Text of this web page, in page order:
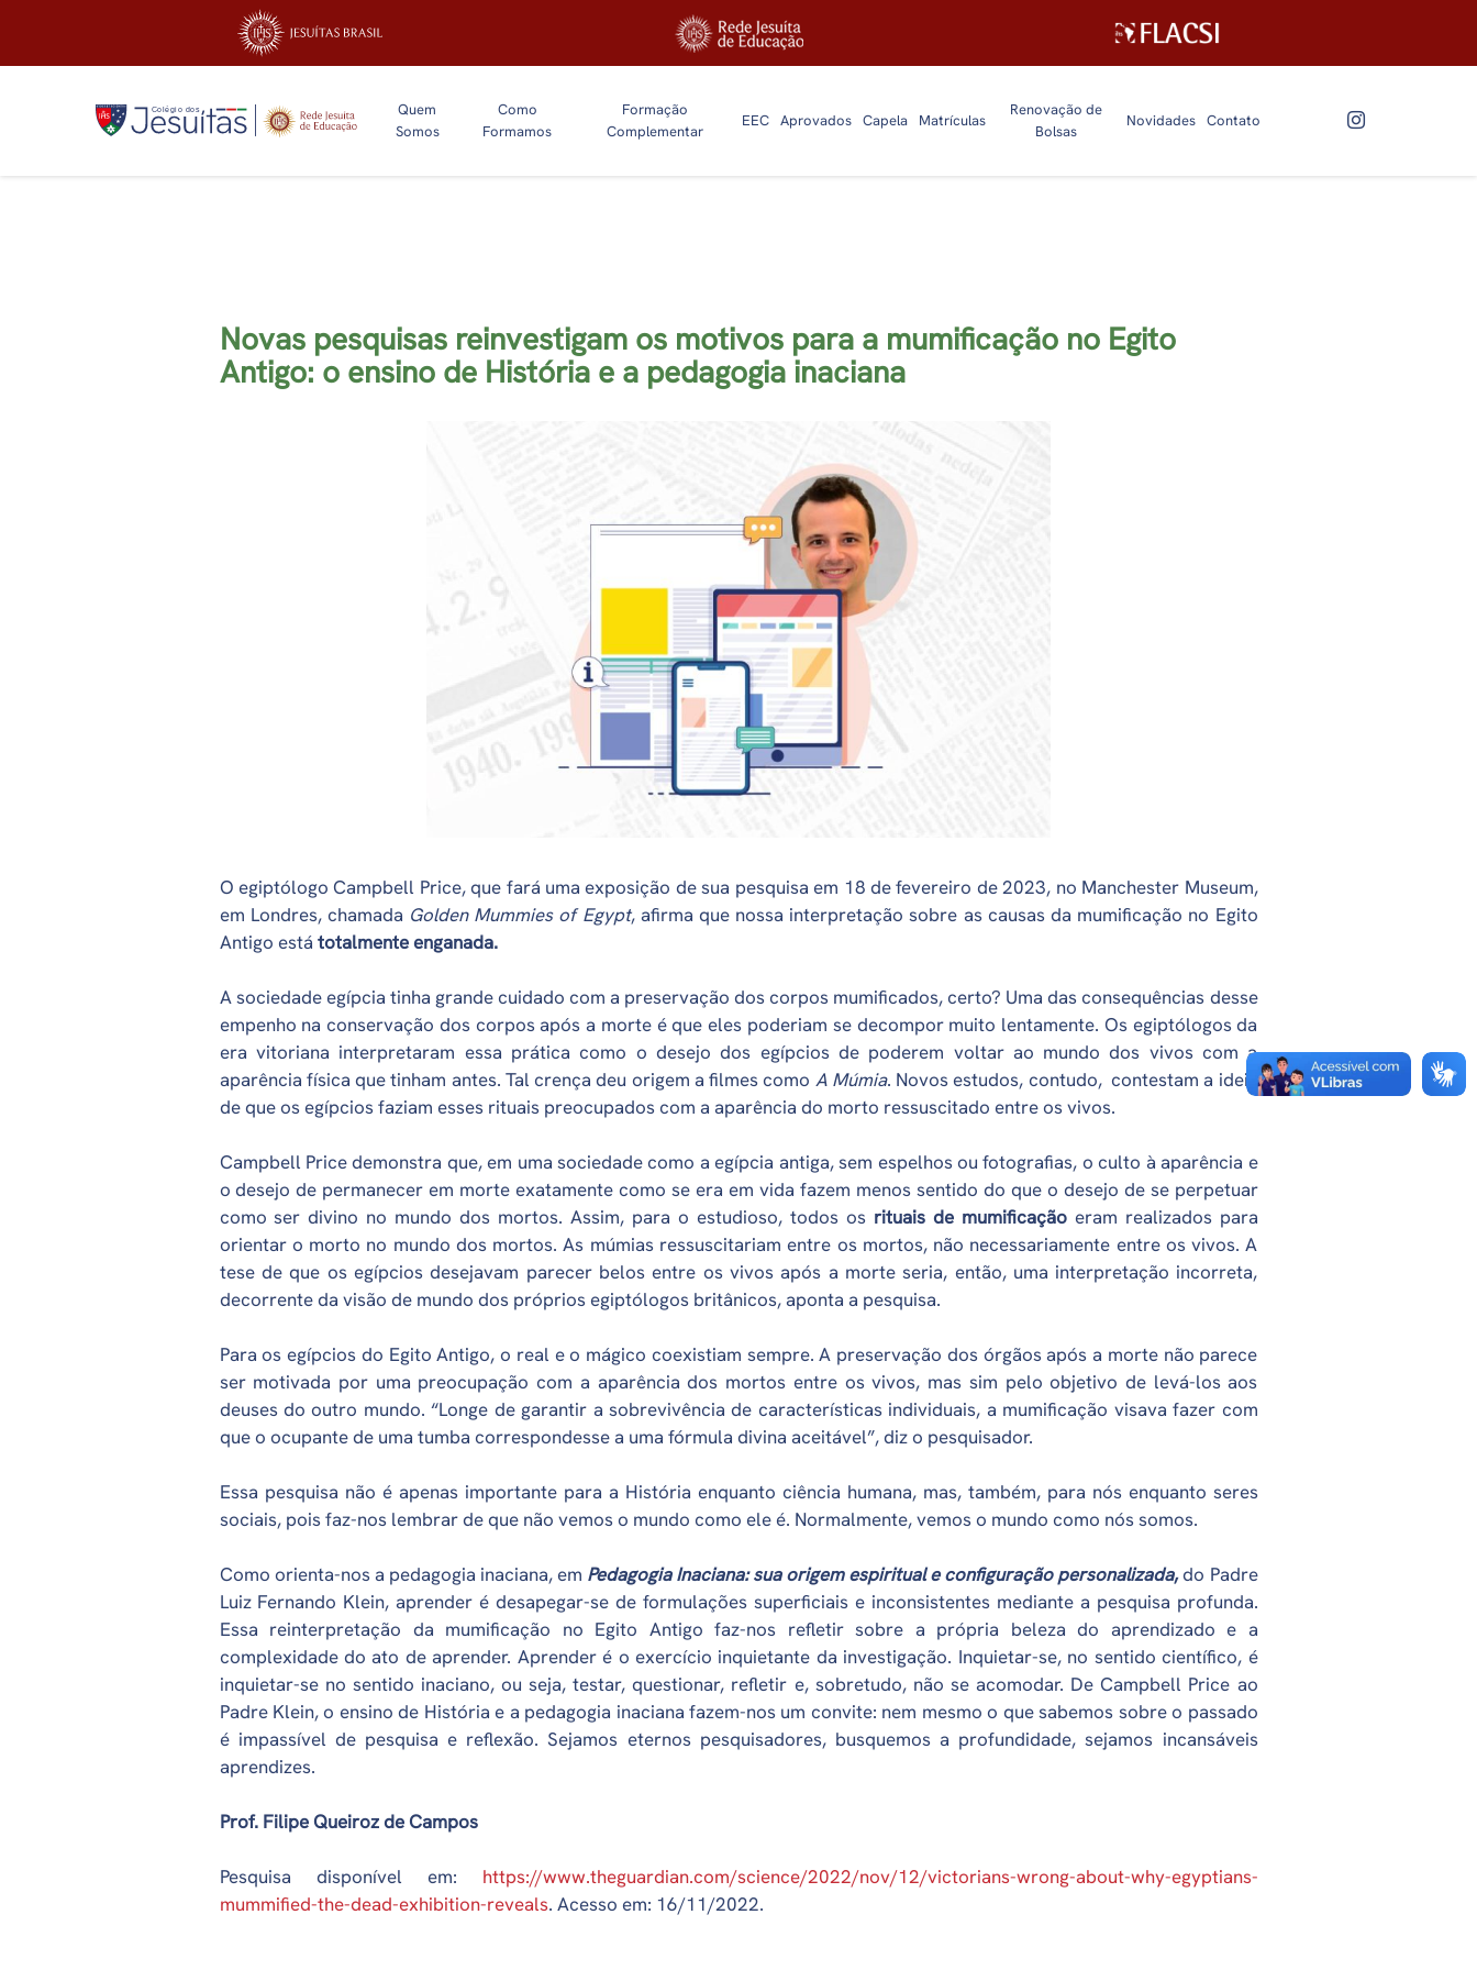
Quem
Somos
Como
Formamos
Formação
Complementar
EEC Aprovados Capela Matrículas
Renovação de
Bolsas
Novidades Contato
Novas pesquisas reinvestigam os motivos para a mumificação no Egito
Antigo: o ensino de História e a pedagogia inaciana
O egiptólogo Campbell Price, que fará uma exposição de sua pesquisa em 18 de fevereiro de 2023, no Manchester Museum,
em Londres, chamada Golden Mummies of Egypt, afirma que nossa interpretação sobre as causas da mumificação no Egito
Antigo está totalmente enganada.
A sociedade egípcia tinha grande cuidado com a preservação dos corpos mumificados, certo? Uma das consequências desse
empenho na conservação dos corpos após a morte é que eles poderiam se decompor muito lentamente. Os egiptólogos da
era vitoriana interpretaram essa prática como o desejo dos egípcios de poderem voltar ao mundo dos vivos com a
aparência física que tinham antes. Tal crença deu origem a filmes como A Múmia. Novos estudos, contudo, contestam a ideia
de que os egípcios faziam esses rituais preocupados com a aparência do morto ressuscitado entre os vivos.
Campbell Price demonstra que, em uma sociedade como a egípcia antiga, sem espelhos ou fotografias, o culto à aparência e
o desejo de permanecer em morte exatamente como se era em vida fazem menos sentido do que o desejo de se perpetuar
como ser divino no mundo dos mortos. Assim, para o estudioso, todos os rituais de mumificaçãoeram realizados para
orientar o morto no mundo dos mortos. As múmias ressuscitariam entre os mortos, não necessariamente entre os vivos. A
tese de que os egípcios desejavam parecer belos entre os vivos após a morte seria, então, uma interpretação incorreta,
decorrente da visão de mundo dos próprios egiptólogos britânicos, aponta a pesquisa.
Para os egípcios do Egito Antigo, o real e o mágico coexistiam sempre. A preservação dos órgãos após a morte não parece
ser motivada por uma preocupação com a aparência dos mortos entre os vivos, mas sim pelo objetivo de levá-los aos
deuses do outro mundo. “Longe de garantir a sobrevivência de características individuais, a mumificação visava fazer com
que o ocupante de uma tumba correspondesse a uma fórmula divina aceitável”, diz o pesquisador.
Essa pesquisa não é apenas importante para a História enquanto ciência humana, mas, também, para nós enquanto seres
sociais, pois faz-nos lembrar de que não vemos o mundo como ele é. Normalmente, vemos o mundo como nós somos.
Como orienta-nos a pedagogia inaciana, em Pedagogia Inaciana: sua origem espiritual e configuração personalizada,do Padre
Luiz Fernando Klein, aprender é desapegar-se de formulações superficiais e inconsistentes mediante a pesquisa profunda.
Essa reinterpretação da mumificação no Egito Antigo faz-nos refletir sobre a própria beleza do aprendizado e a
complexidade do ato de aprender. Aprender é o exercício inquietante da investigação. Inquietar-se, no sentido científico, é
inquietar-se no sentido inaciano, ou seja, testar, questionar, refletir e, sobretudo, não se acomodar. De Campbell Price ao
Padre Klein, o ensino de História e a pedagogia inaciana fazem-nos um convite: nem mesmo o que sabemos sobre o passado
é impassível de pesquisa e reflexão. Sejamos eternos pesquisadores, busquemos a profundidade, sejamos incansáveis
aprendizes.
Prof. Filipe Queiroz de Campos
Pesquisa disponível em: https://www.theguardian.com/science/2022/nov/12/victorians-wrong-about-why-egyptians-
mummified-the-dead-exhibition-reveals. Acesso em: 16/11/2022.